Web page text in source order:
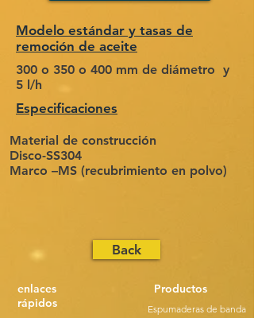
Modelo estándar y tasas de
remoción de aceite
300 o 350 o 400 mm de diámetro y
5 l/h
Especificaciones
Material de construcción
Disco-SS304
Marco –MS (recubrimiento en polvo)
Back
enlaces
rápidos
Productos
Espumaderas de banda